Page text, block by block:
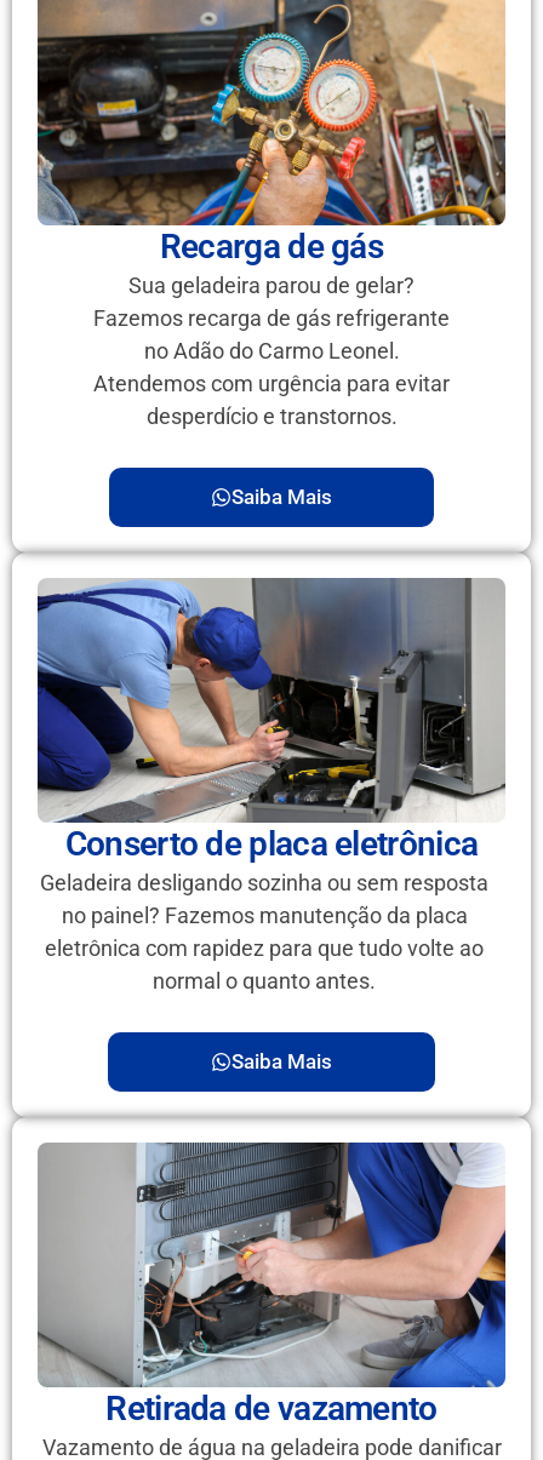
Recarga de gás
Sua geladeira parou de gelar?
Fazemos recarga de gás refrigerante
no Adão do Carmo Leonel.
Atendemos com urgência para evitar
desperdício e transtornos.
Saiba Mais
Conserto de placa eletrônica
Geladeira desligando sozinha ou sem resposta
no painel? Fazemos manutenção da placa
eletrônica com rapidez para que tudo volte ao
normal o quanto antes.
Saiba Mais
Retirada de vazamento
Vazamento de água na geladeira pode danificar